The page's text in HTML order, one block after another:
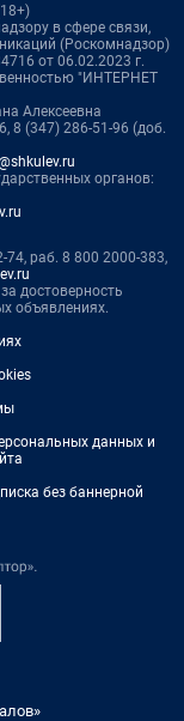
в сфере связи,
(Роскомнадзор)
от 06.02.2023 г.
"ИНТЕРНЕТ
Алексеевна
8 (347) 286-51-96 (доб.
органов:
раб. 8 800 2000-383,
достоверность
объявлениях.
данных и
без баннерной